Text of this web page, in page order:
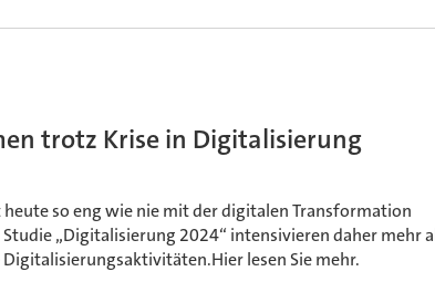
trotz Krise in Digitalisierung
so eng wie nie mit der digitalen Transformation
„Digitalisierung 2024“ intensivieren daher mehr
lesen Sie mehr.